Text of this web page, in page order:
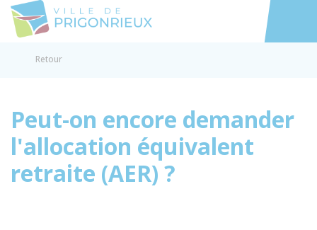
Accéder
Retour
Peut-on encore demander
l'allocation équivalent
retraite (AER) ?